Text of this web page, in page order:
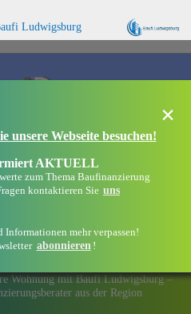
Ludwigsburg
Wohnung mit Baufi Ludwigsburg –
aus der Region
×
Webseite besuchen!
AKTUELL
zum Thema Baufinanzierung
kontaktieren Sie uns
mehr verpassen!
abonnieren !